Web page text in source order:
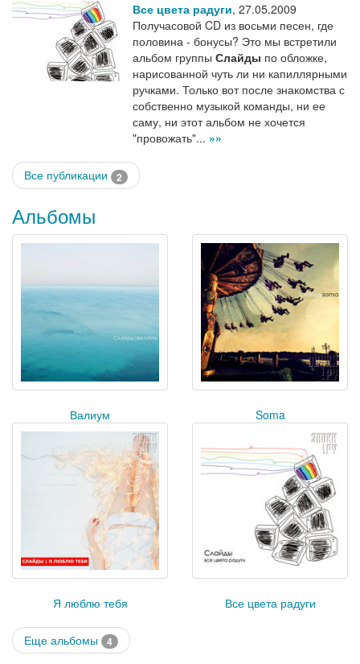
Все цвета радуги, 27.05.2009
Получасовой CD из восьми песен, где
половина - бонусы? Это мы встретили
альбом группы Слайды по обложке,
нарисованной чуть ли ни капиллярными
ручками. Только вот после знакомства с
собственно музыкой команды, ни ее
саму, ни этот альбом не хочется
"провожать"... »»
Все публикации 2
Альбомы
Валиум Soma
Я люблю тебя Все цвета радуги
Еще альбомы 4